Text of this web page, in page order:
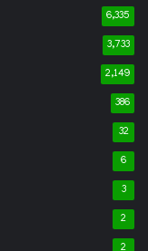
6,335
3,733
2,149
386
32
6
3
2
2